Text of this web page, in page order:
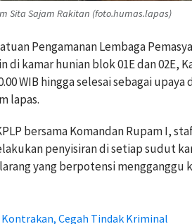
Sita Sajam Rakitan (foto.humas.lapas)
Pengamanan Lembaga
kamar hunian blok 01E dan 02E,
WIB hingga selesai sebagai
lapas.
bersama Komandan Rupam I,
penyisiran di setiap sudut
yang berpotensi mengganggu
Kontrakan, Cegah Tindak Kriminal